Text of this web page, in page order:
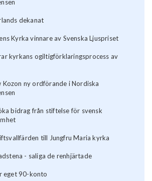
dekanat
Kyrka vinnare av Svenska Ljuspriset
kyrkans ogiltigförklaringsprocess av
Kozon ny ordförande i Nordiska
bidrag från stiftelse för svensk
till Jungfru Maria kyrka
- saliga de renhjärtade
eget 90-konto